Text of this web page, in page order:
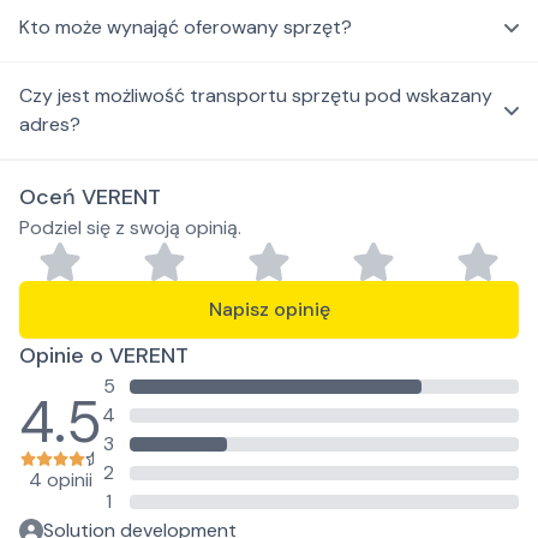
Kto może wynająć oferowany sprzęt?
Czy jest możliwość transportu sprzętu pod wskazany
adres?
Oceń VERENT
Podziel się z swoją opinią.
Napisz opinię
Opinie o VERENT
4.5
4 opinii
5
4
3
2
1
Solution development